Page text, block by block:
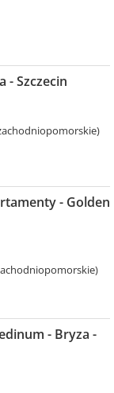
- Szczecin
- Golden
- Bryza -